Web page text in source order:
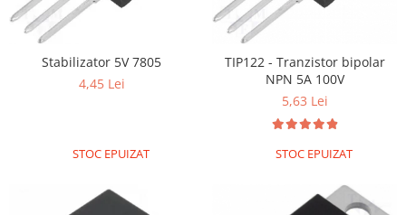
Carti
Lego Education
Stabilizator 5V 7805
4,45 Lei
STOC EPUIZAT
TIP122 - Tranzistor bipolar
NPN 5A 100V
5,63 Lei
STOC EPUIZAT